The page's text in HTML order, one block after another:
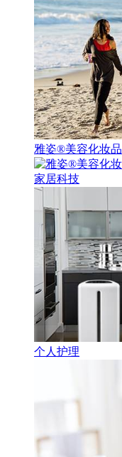
雅姿®美容化妆品
家居科技
个人护理